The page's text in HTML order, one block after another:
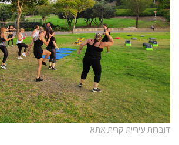
דוברות עיריית קרית אתא